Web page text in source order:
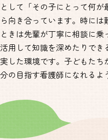
として「その子にとって何
ら向き合っています。時に
ときは先輩が丁寧に相談に
活用して知識を深めたりで
実した環境です。子どもたち
分の目指す看護師になれるよ